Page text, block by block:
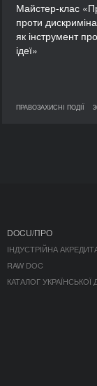
Майстер-клас
проти
як інструмент
ідеї»
ПРАВОЗАХИСНІ ПОДІЇ
30 березня 2016
DOCU/ПРО
ІНДУСТРІЙНА
RAW DOC
КАТАЛОГ